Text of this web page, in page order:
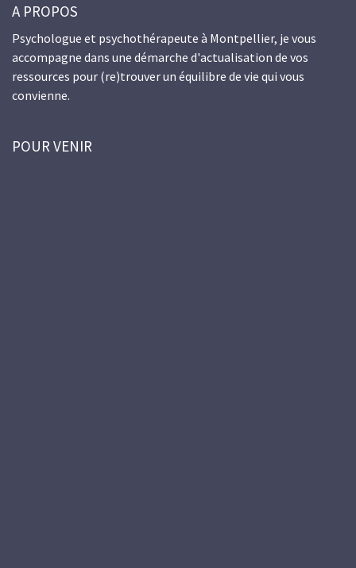
A PROPOS
Psychologue et psychothérapeute à Montpellier, je vous
accompagne dans une démarche d'actualisation de vos
ressources pour (re)trouver un équilibre de vie qui vous
convienne.
POUR VENIR